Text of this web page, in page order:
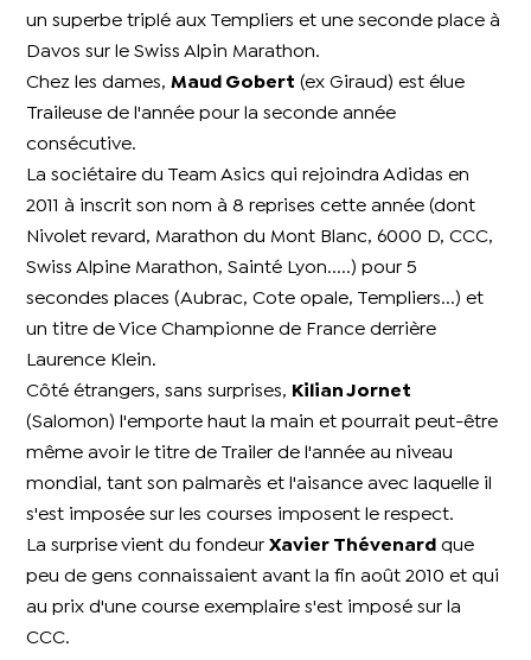
un superbe triplé aux Templiers et une seconde place à
Davos sur le Swiss Alpin Marathon.
Chez les dames,Maud Gobert (ex Giraud) est élue
Traileuse de l'année pour la seconde année
consécutive.
La sociétaire du Team Asics qui rejoindra Adidas en
2011 à inscrit son nom à 8 reprises cette année (dont
Nivolet revard, Marathon du Mont Blanc, 6000 D, CCC,
Swiss Alpine Marathon, Sainté Lyon.....) pour 5
secondes places (Aubrac, Cote opale, Templiers...) et
un titre de Vice Championne de France derrière
Laurence Klein.
Côté étrangers, sans surprises,
Kilian Jornet
(Salomon) l'emporte haut la main et pourrait peut-être
même avoir le titre de Trailer de l'année au niveau
mondial, tant son palmarès et l'aisance avec laquelle il
s'est imposée sur les courses imposent le respect.
La surprise vient du fondeur Xavier Thévenard que
peu de gens connaissaient avant la fin août 2010 et qui
au prix d'une course exemplaire s'est imposé sur la
CCC.